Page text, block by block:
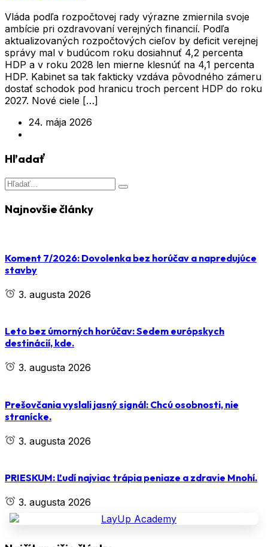
Vláda podľa rozpočtovej rady výrazne zmiernila svoje
ambície pri ozdravovaní verejných financií. Podľa
aktualizovaných rozpočtových cieľov by deficit verejnej
správy mal v budúcom roku dosiahnuť 4,2 percenta
HDP a v roku 2028 len mierne klesnúť na 4,1 percenta
HDP. Kabinet sa tak fakticky vzdáva pôvodného zámeru
dostať schodok pod hranicu troch percent HDP do roku
2027. Nové ciele […]
24. mája 2026
Hľadať
Najnovšie články
Koment 7/2026: Dovolenka bez horúčav a napredujúce
stavby
3. augusta 2026
Leto bez úmorných horúčav: Sedem európskych
destinácií, kde.
3. augusta 2026
Prešovčania vyslali jasný signál: Chcú osobnosti, nie
stranícke.
3. augusta 2026
PRIESKUM: Ľudí najviac trápia peniaze a zdravie Mnohí.
3. augusta 2026